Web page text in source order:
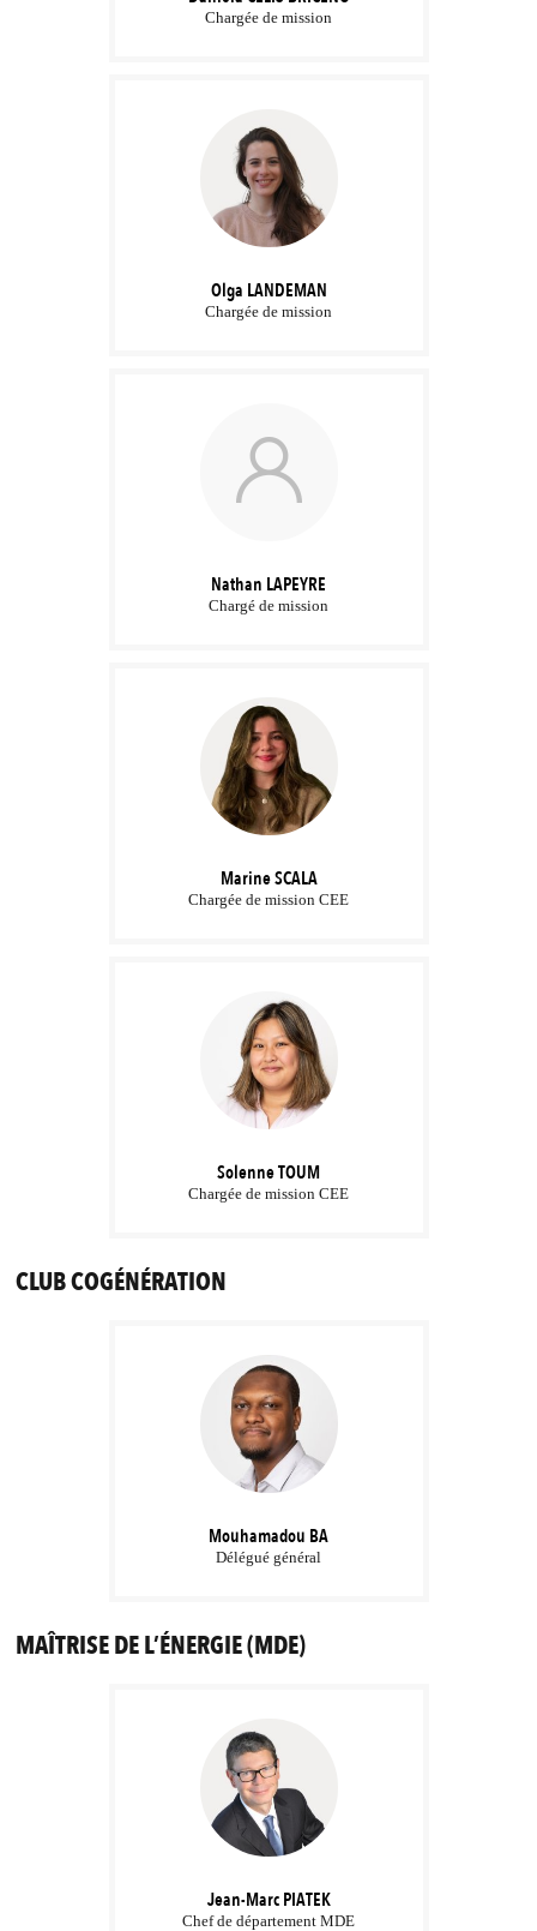
Chargée de mission
Olga LANDEMAN
Chargée de mission
Nathan LAPEYRE
Chargé de mission
MarineSCALA
Chargée de mission CEE
SolenneTOUM
Chargée de mission CEE
CLUB COGÉNÉRATION
Mouhamadou BA
Délégué général
MAÎTRISE DE L’ÉNERGIE (MDE)
Jean-Marc PIATEK
Chef de département MDE